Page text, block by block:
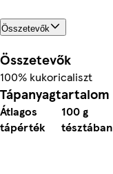
Összetevők
Összetevők
100% kukoricaliszt
Tápanyagtartalom
Átlagos
tápérték
100 g
tésztában